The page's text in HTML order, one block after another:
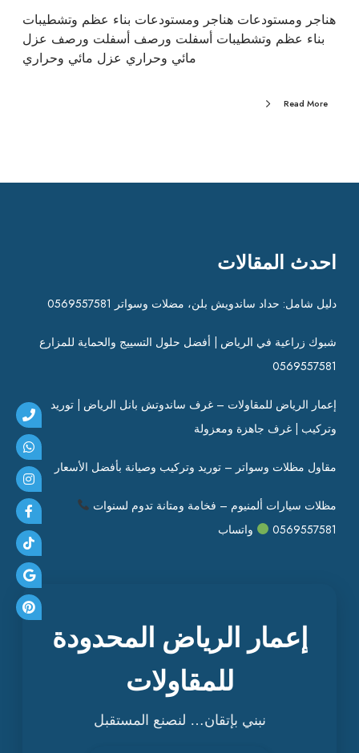
هناجر ومستودعات هناجر ومستودعات بناء عظم وتشطيبات
بناء عظم وتشطيبات أسفلت ورصف أسفلت ورصف عزل
مائي وحراري عزل مائي وحراري
Read More
احدث المقالات
دليل شامل: حداد ساندويش بلن، مضلات وسواتر 0569557581
شبوك زراعية في الرياض | أفضل حلول التسييج والحماية للمزارع
0569557581
إعمار الرياض للمقاولات – غرف ساندوتش بانل الرياض | توريد
وتركيب | غرف جاهزة ومعزولة
مقاول مظلات وسواتر – توريد وتركيب وصيانة بأفضل الأسعار
مظلات سيارات ألمنيوم – فخامة ومتانة تدوم لسنوات
0569557581
واتساب
إعمار الرياض المحدودة
للمقاولات
نبني بإتقان… لنصنع المستقبل